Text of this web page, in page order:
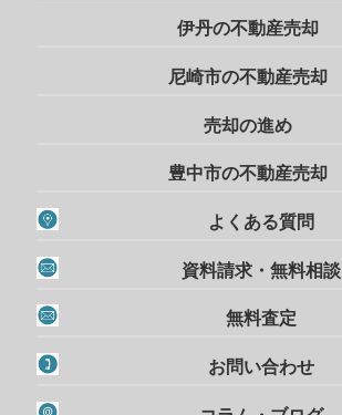
伊丹の不動産売却
尼崎市の不動産売却
売却の進め
豊中市の不動産売却
よくある質問
資料請求・無料相談
無料査定
お問い合わせ